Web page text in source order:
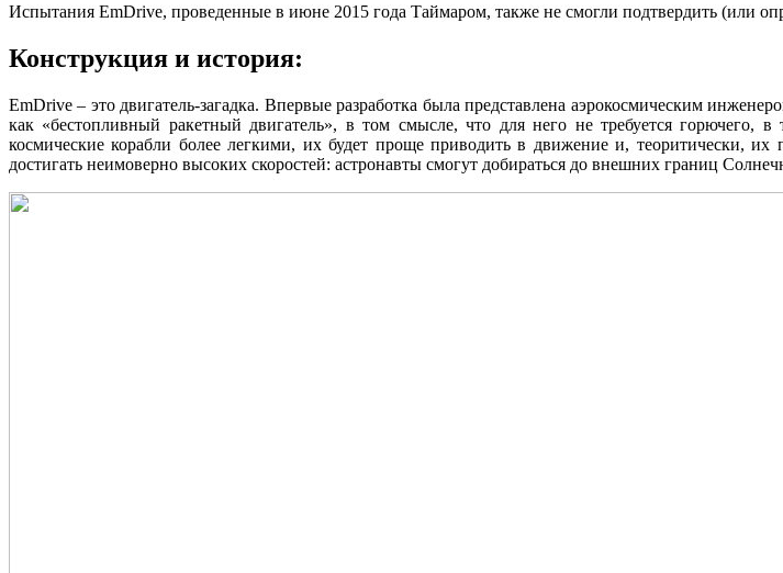
Испытания EmDrive, проведенные в июне 2015 года Таймаром, также не смогли подтвердить (или
Конструкция и история:
EmDrive – это двигатель-загадка. Впервые разработка была представлена аэрокосмическим
как «бестопливный ракетный двигатель», в том смысле, что для него не требуется горючего,
космические корабли более легкими, их будет проще приводить в движение и, теоритически, их
достигать неимоверно высоких скоростей: астронавты смогут добираться до внешних границ